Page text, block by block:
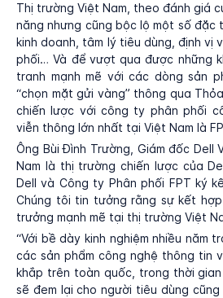
Thị trường Việt Nam, theo đánh giá
năng nhưng cũng bộc lộ một số đặc
kinh doanh, tâm lý tiêu dùng, định vị
phối… Và để vượt qua được những
tranh mạnh mẽ với các dòng sản
“chọn mặt gửi vàng” thông qua
chiến lược với công ty phân phối
viễn thông lớn nhất tại Việt Nam là
Ông Bùi Đình Trường, Giám đốc Dell
Nam là thị trường chiến lược của
Dell và Công ty Phân phối FPT ký
Chúng tôi tin tưởng rằng sự kết
trưởng mạnh mẽ tại thị trường Việt
“Với bề dày kinh nghiệm nhiều năm
các sản phẩm công nghệ thông tin
khắp trên toàn quốc, trong thời
sẽ đem lại cho người tiêu dùng